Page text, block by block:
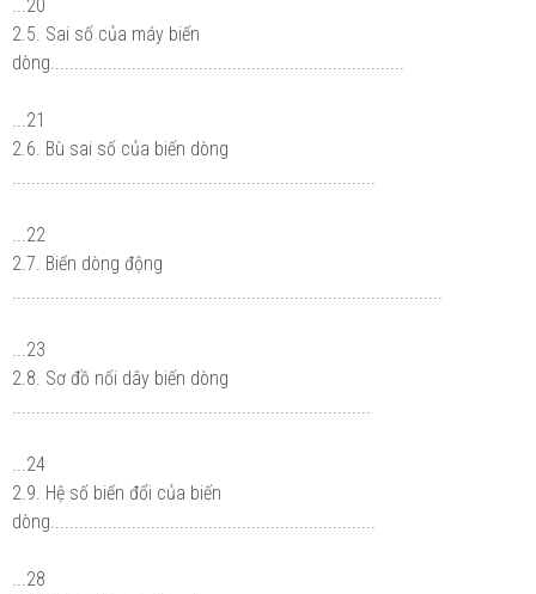
...20
2.5. Sai số của máy biến
dòng..........................................................................
...21
2.6. Bù sai số của biến dòng
...22
2.7. Biến dòng động
...23
2.8. Sơ đồ nối dây biến dòng
...24
2.9. Hệ số biến đổi của biến
dòng....................................................................
...28